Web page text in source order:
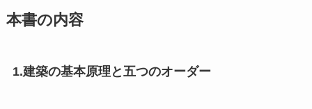
本書の内容
1.建築の基本原理と五つのオーダー